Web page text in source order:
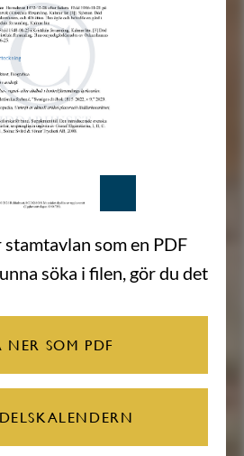
som en PDF
söka i filen, gör du det
SOM PDF